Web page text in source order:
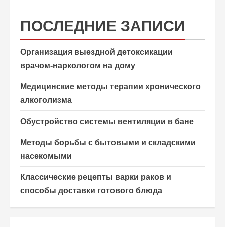
ПОСЛЕДНИЕ ЗАПИСИ
Организация выездной детоксикации
врачом-наркологом на дому
Медицинские методы терапии хронического
алкоголизма
Обустройство системы вентиляции в бане
Методы борьбы с бытовыми и складскими
насекомыми
Классические рецепты варки раков и
способы доставки готового блюда